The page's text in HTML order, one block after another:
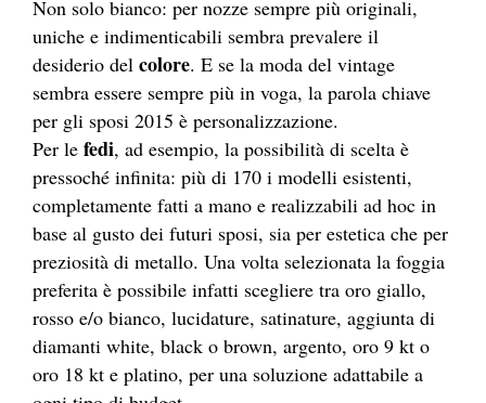
Non solo bianco: per nozze sempre più originali,
uniche e indimenticabili sembra prevalere il
desiderio del colore. E se la moda del vintage
sembra essere sempre più in voga, la parola chiave
per gli sposi 2015 è personalizzazione.
Per le fedi, ad esempio, la possibilità di scelta è
pressoché infinita: più di 170 i modelli esistenti,
completamente fatti a mano e realizzabili ad hoc in
base al gusto dei futuri sposi, sia per estetica che per
preziosità di metallo. Una volta selezionata la foggia
preferita è possibile infatti scegliere tra oro giallo,
rosso e/o bianco, lucidature, satinature, aggiunta di
diamanti white, black o brown, argento, oro 9 kt o
oro 18 kt e platino, per una soluzione adattabile a